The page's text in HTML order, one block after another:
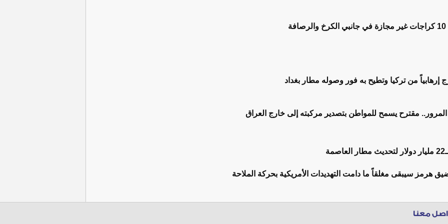
إرهابياً من تركيا وتطيح به فور وصوله مطار بغداد
مقترح يسمح للمواطن بتصدير مركبته إلى خارج العراق
هرمز سيبقى مغلقاً ما دامت التهديدات الأمريكية بحركة الملاحة